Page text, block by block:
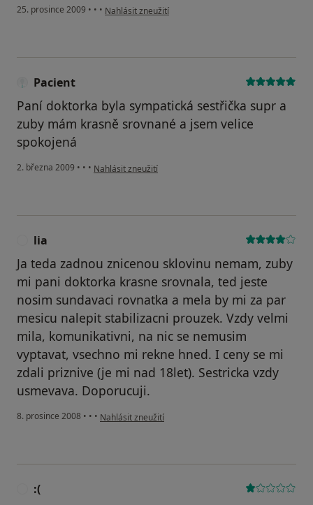
25. prosince 2009 • • • podle názoru uživatele Váš účet byl odstraněn
Nahlásit zneužití
Pacient
Paní doktorka byla sympatická sestřička supr a
zuby mám krasně srovnané a jsem velice
spokojená
2. března 2009 • • • podle názoru uživatele Pacient
Nahlásit zneužití
lia
Ja teda zadnou znicenou sklovinu nemam, zuby
mi pani doktorka krasne srovnala, ted jeste
nosim sundavaci rovnatka a mela by mi za par
mesicu nalepit stabilizacni prouzek. Vzdy velmi
mila, komunikativni, na nic se nemusim
vyptavat, vsechno mi rekne hned. I ceny se mi
zdali priznive (je mi nad 18let). Sestricka vzdy
usmevava. Doporucuji.
8. prosince 2008 • • • podle názoru uživatele lia
Nahlásit zneužití
:(